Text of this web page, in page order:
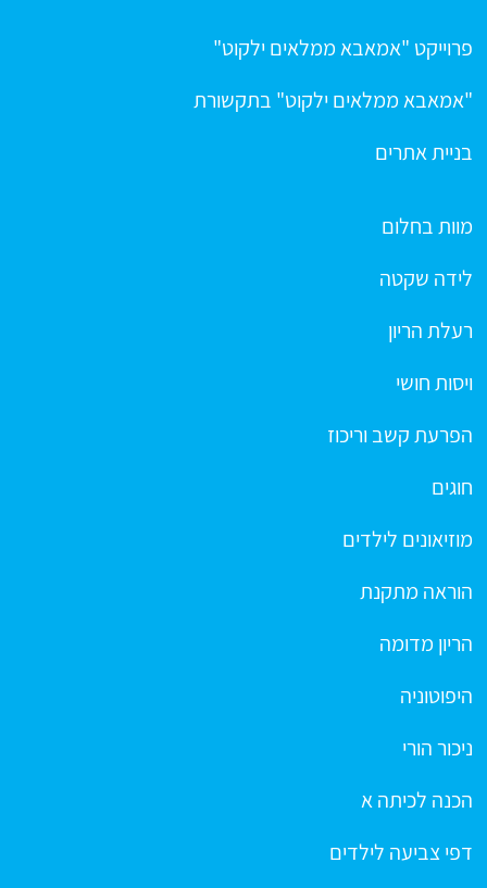
פרוייקט "אמאבא ממלאים ילקוט"
"אמאבא ממלאים ילקוט" בתקשורת
בניית אתרים
מוות בחלום
לידה שקטה
רעלת הריון
ויסות חושי
הפרעת קשב וריכוז
חוגים
מוזיאונים לילדים
הוראה מתקנת
הריון מדומה
היפוטוניה
ניכור הורי
הכנה לכיתה א
דפי צביעה לילדים